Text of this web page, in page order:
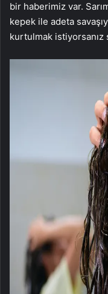
bir haberimiz var.
kepek ile adeta
kurtulmak istiyorsanız